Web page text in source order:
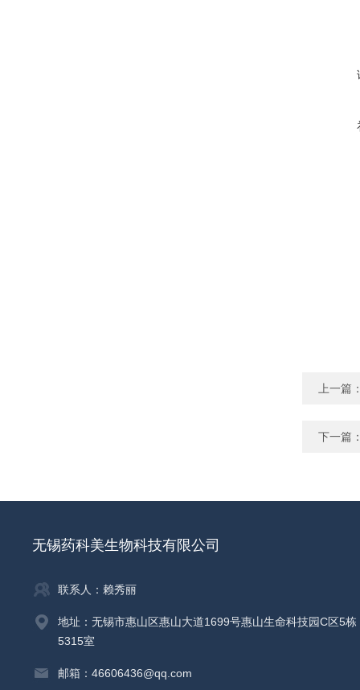
上一篇
下一篇
无锡药科美生物科技有限公司
联系人：赖秀丽
地址：无锡市惠山区惠山大道1699号惠山生命科技园C区5栋
5315室
邮箱：46606436@qq.com